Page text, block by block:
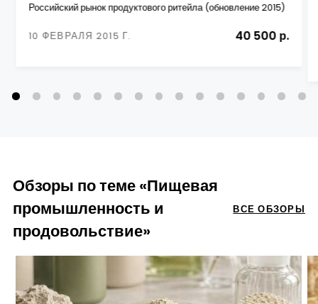
Российский рынок продуктового ритейла (обновление 2015)
10 ФЕВРАЛЯ 2015 Г. 40 500 р.
Обзоры по теме «Пищевая
промышленность и
продовольствие»
ВСЕ ОБЗОРЫ